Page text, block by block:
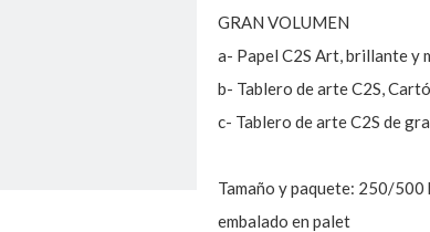
GRAN VOLUMEN
a- Papel C2S Art, brillante y
b- Tablero de arte C2S,
c- Tablero de arte C2S de
Tamaño y paquete: 250/
embalado en palet